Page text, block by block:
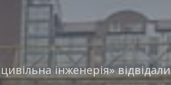
інженерія» відвідали